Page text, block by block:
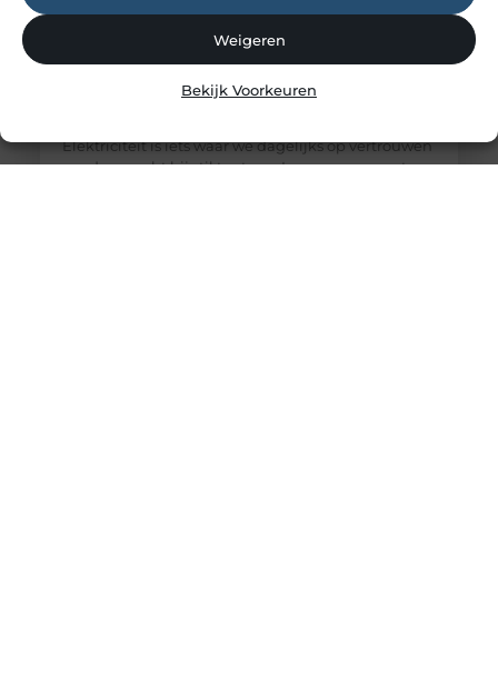
Weigeren
Bekijk Voorkeuren
Elektricien Amersfoort voor storingen en
Elektriciteit is iets waar we dagelijks op vertrouwen
zonder er echt bij stil te staan. Lampen, apparaten,